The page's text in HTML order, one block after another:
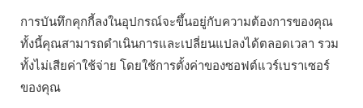
การบันทึกคุกกี้ลงในอุปกรณ์จะขึ้นอยู่กับความต้องการของคุณ
ทั้งนี้คุณสามารถดำเนินการและเปลี่ยนแปลงได้ตลอดเวลา รวม
ทั้งไม่เสียค่าใช้จ่าย โดยใช้การตั้งค่าของซอฟต์แวร์เบราเซอร์
ของคุณ